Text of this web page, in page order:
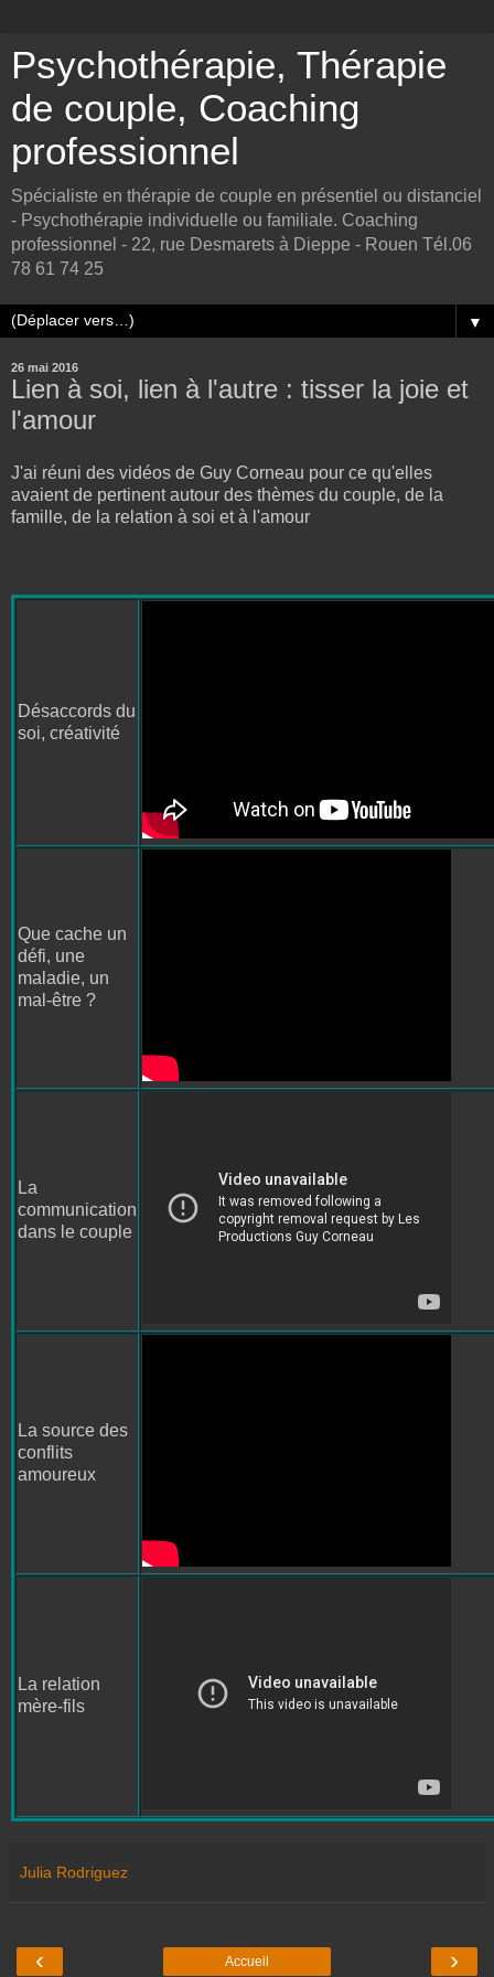
Psychothérapie, Thérapie
de couple, Coaching
professionnel
Spécialiste en thérapie de couple en présentiel ou distanciel
- Psychothérapie individuelle ou familiale. Coaching
professionnel - 22, rue Desmarets à Dieppe - Rouen Tél.06
78 61 74 25
▼
26 mai 2016
Lien à soi, lien à l'autre : tisser la joie et
l'amour
J'ai réuni des vidéos de Guy Corneau pour ce qu'elles
avaient de pertinent autour des thèmes du couple, de la
famille, de la relation à soi et à l'amour
Désaccords du
soi, créativité
Que cache un
défi, une
maladie, un
mal-être ?
La
communication
dans le couple
La source des
conflits
amoureux
La relation
mère-fils
Julia Rodriguez
‹ ›
Accueil